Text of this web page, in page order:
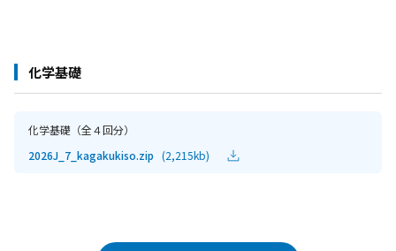
化学基礎
化学基礎（全４回分）
2026J_7_kagakukiso.zip (2,215kb)